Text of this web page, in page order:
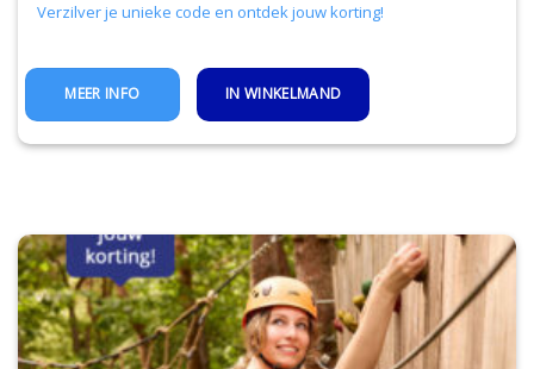
Verzilver je unieke code en ontdek jouw korting!
IN WINKELMAND
MEER INFO